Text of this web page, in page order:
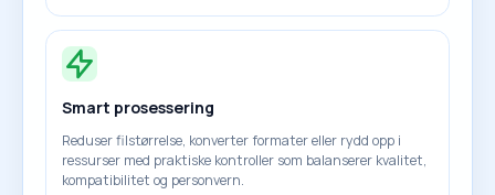
Smart prosessering
Reduser filstørrelse, konverter formater eller rydd opp i
ressurser med praktiske kontroller som balanserer kvalitet,
kompatibilitet og personvern.